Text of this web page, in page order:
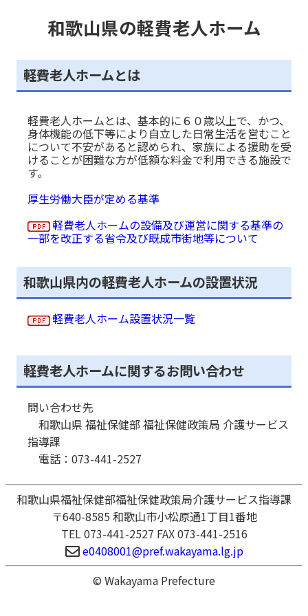
和歌山県の軽費老人ホーム
軽費老人ホームとは
軽費老人ホームとは、基本的に６０歳以上で、かつ、
身体機能の低下等により自立した日常生活を営むこと
について不安があると認められ、家族による援助を受
けることが困難な方が低額な料金で利用できる施設で
す。
厚生労働大臣が定める基準
軽費老人ホームの設備及び運営に関する基準の
一部を改正する省令及び既成市街地等について
和歌山県内の軽費老人ホームの設置状況
軽費老人ホーム設置状況一覧
軽費老人ホームに関するお問い合わせ
問い合わせ先
和歌山県 福祉保健部 福祉保健政策局 介護サービス
指導課
電話：073-441-2527
和歌山県福祉保健部福祉保健政策局介護サービス指導課
〒640-8585 和歌山市小松原通1丁目1番地
TEL 073-441-2527 FAX 073-441-2516
e0408001@pref.wakayama.lg.jp
© Wakayama Prefecture